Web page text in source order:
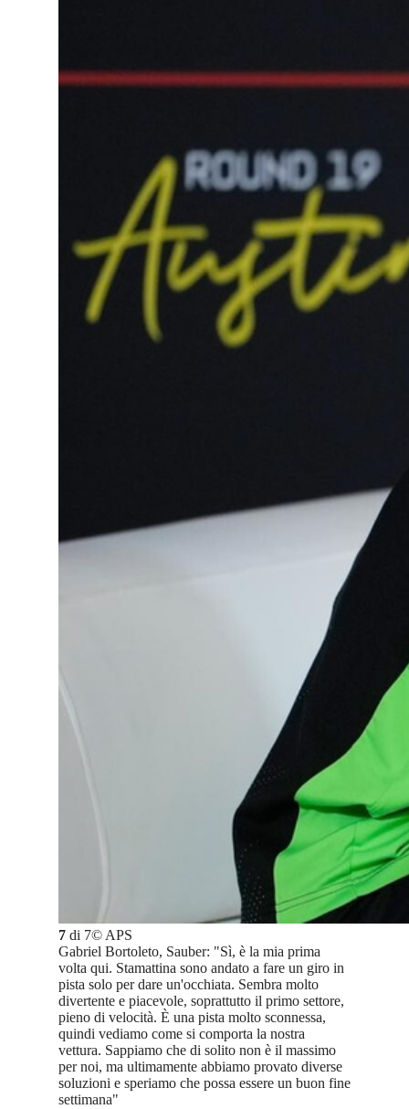
7 di 7© APS
Gabriel Bortoleto, Sauber: "Sì, è la mia prima
volta qui. Stamattina sono andato a fare un giro in
pista solo per dare un'occhiata. Sembra molto
divertente e piacevole, soprattutto il primo settore,
pieno di velocità. È una pista molto sconnessa,
quindi vediamo come si comporta la nostra
vettura. Sappiamo che di solito non è il massimo
per noi, ma ultimamente abbiamo provato diverse
soluzioni e speriamo che possa essere un buon fine
settimana"